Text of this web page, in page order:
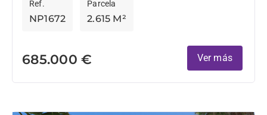
Valderrama....
NP1672
Ref.
2.615 M²
Parcela
685.000 € Ver más